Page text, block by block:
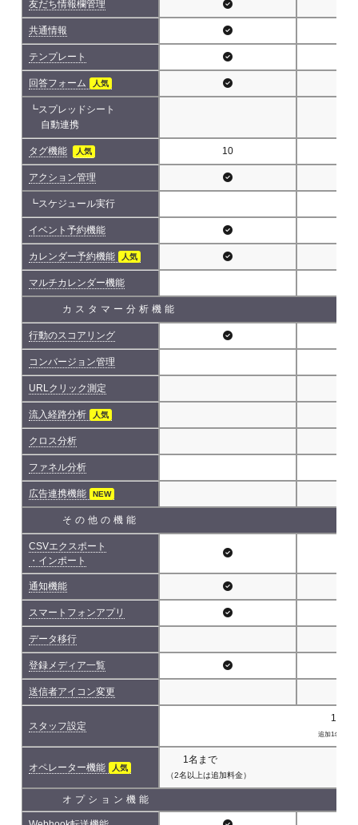
友だち情報欄管理
共通情報
テンプレート
回答フォーム 人気
┗スプレッドシート
自動連携
タグ機能 人気 10
アクション管理
┗スケジュール実行
イベント予約機能
カレンダー予約機能 人気
マルチカレンダー機能
カスタマー分析機能
行動のスコアリング
コンバージョン管理
URLクリック測定
流入経路分析 人気
クロス分析
ファネル分析
広告連携機能 NEW
その他の機能
CSVエクスポート
・インポート
通知機能
スマートフォンアプリ
データ移行
登録メディア一覧
送信者アイコン変更
スタッフ設定
1名(
追加1名につ
オペレーター機能 人気
1名まで
（2名以上は追加料金）
オプション機能